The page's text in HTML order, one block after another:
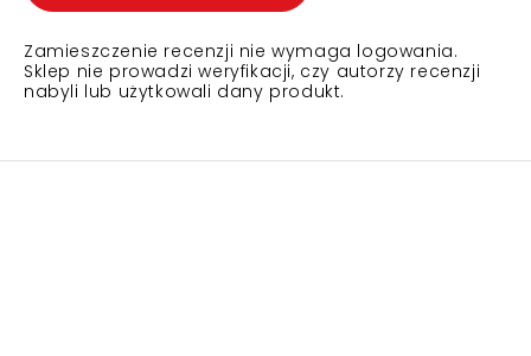
Zamieszczenie recenzji nie wymaga logowania.
Sklep nie prowadzi weryfikacji, czy autorzy recenzji
nabyli lub użytkowali dany produkt.